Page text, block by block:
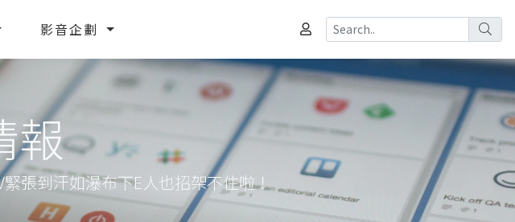
影音企劃
報
張到汗如瀑布下E人也招架不住啦！